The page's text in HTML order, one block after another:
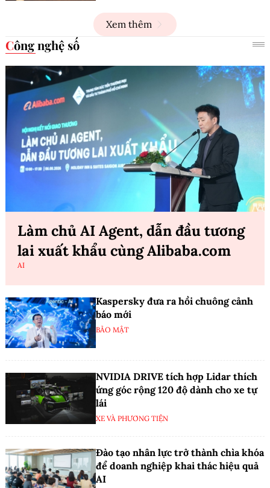
Xem thêm
Công nghệ số
Làm chủ AI Agent, dẫn đầu tương
lai xuất khẩu cùng Alibaba.com
AI
Kaspersky đưa ra hồi chuông cảnh
báo mới
BẢO MẬT
NVIDIA DRIVE tích hợp Lidar thích
ứng góc rộng 120 độ dành cho xe tự
lái
XE VÀ PHƯƠNG TIỆN
Đào tạo nhân lực trở thành chìa khóa
để doanh nghiệp khai thác hiệu quả
AI